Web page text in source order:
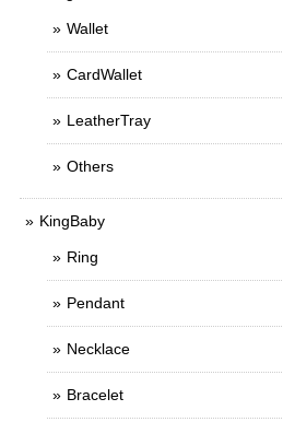
Wallet
CardWallet
LeatherTray
Others
KingBaby
Ring
Pendant
Necklace
Bracelet